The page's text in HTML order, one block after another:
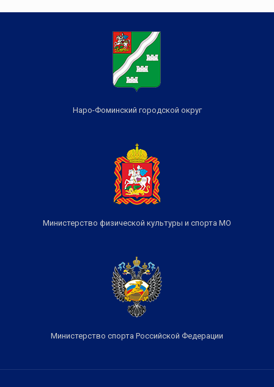
Наро-Фоминский городской округ
Министерство физической культуры и спорта МО
Министерство спорта Российской Федерации